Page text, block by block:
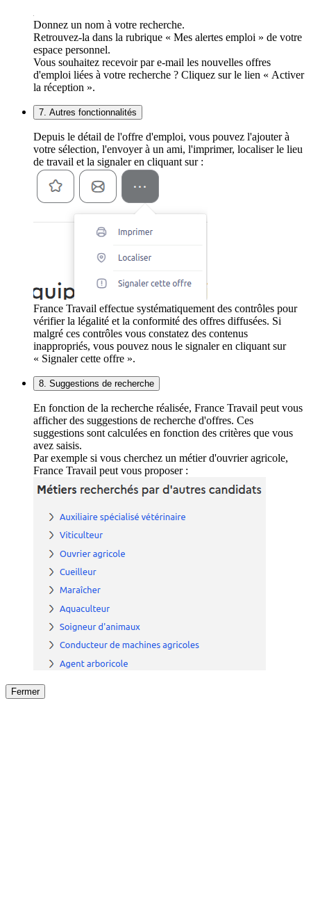
Donnez un nom à votre recherche.
Retrouvez-la dans la rubrique « Mes alertes emploi » de votre
espace personnel.
Vous souhaitez recevoir par e-mail les nouvelles offres
d'emploi liées à votre recherche ? Cliquez sur le lien « Activer
la réception ».
7. Autres fonctionnalités
Depuis le détail de l'offre d'emploi, vous pouvez l'ajouter à
votre sélection, l'envoyer à un ami, l'imprimer, localiser le lieu
de travail et la signaler en cliquant sur :
France Travail effectue systématiquement des contrôles pour
vérifier la légalité et la conformité des offres diffusées. Si
malgré ces contrôles vous constatez des contenus
inappropriés, vous pouvez nous le signaler en cliquant sur
« Signaler cette offre ».
8. Suggestions de recherche
En fonction de la recherche réalisée, France Travail peut vous
afficher des suggestions de recherche d'offres. Ces
suggestions sont calculées en fonction des critères que vous
avez saisis.
Par exemple si vous cherchez un métier d'ouvrier agricole,
France Travail peut vous proposer :
Fermer